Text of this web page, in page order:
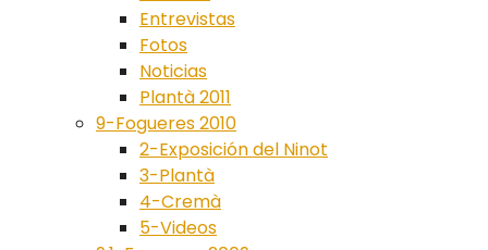
Entrevistas
Fotos
Noticias
Plantà 2011
9-Fogueres 2010
2-Exposición del Ninot
3-Plantà
4-Cremà
5-Videos